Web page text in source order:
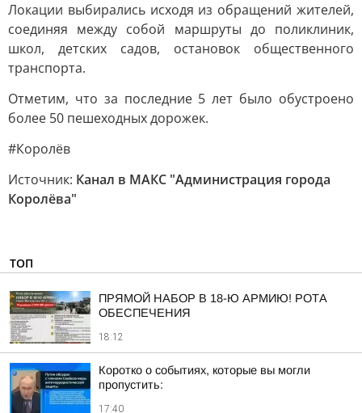
Локации выбирались исходя из обращений жителей,
соединяя между собой маршруты до поликлиник,
школ, детских садов, остановок общественного
транспорта.
Отметим, что за последние 5 лет было обустроено
более 50 пешеходных дорожек.
#Королёв
Источник: Канал в МАКС "Администрация города
Королёва"
ТОП
ПРЯМОЙ НАБОР В 18-Ю АРМИЮ! РОТА
ОБЕСПЕЧЕНИЯ
18:12
Коротко о событиях, которые вы могли
пропустить:
17:40